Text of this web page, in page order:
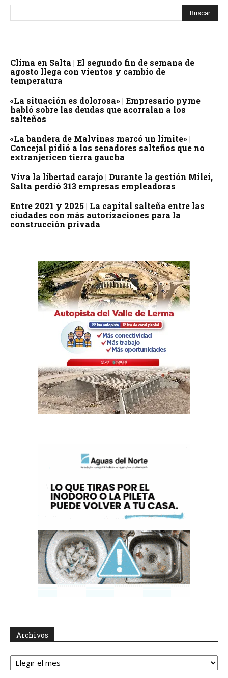
Clima en Salta | El segundo fin de semana de
agosto llega con vientos y cambio de
temperatura
«La situación es dolorosa» | Empresario pyme
habló sobre las deudas que acorralan a los
salteños
«La bandera de Malvinas marcó un límite» |
Concejal pidió a los senadores salteños que no
extranjericen tierra gaucha
Viva la libertad carajo | Durante la gestión Milei,
Salta perdió 313 empresas empleadoras
Entre 2021 y 2025 | La capital salteña entre las
ciudades con más autorizaciones para la
construcción privada
Archivos
Archivos